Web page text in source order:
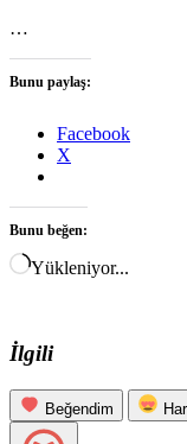
…
Bunu paylaş:
Facebook
X
Bunu beğen:
Yükleniyor...
İlgili
Beğendim